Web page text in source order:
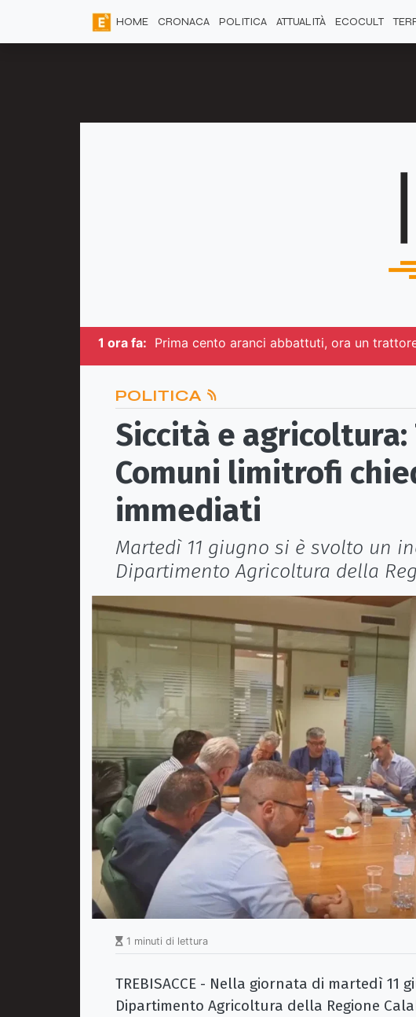
HOME CRONACA POLITICA ATTUALITÀ ECOCULT
1 ora fa: Prima cento aranci abbattuti, ora un
POLITICA
Siccità e agricoltura:
Comuni limitrofi
immediati
Martedì 11 giugno si è svolto un
Dipartimento Agricoltura della
1 minuti di lettura
TREBISACCE - Nella giornata di martedì 11
Dipartimento Agricoltura della Regione